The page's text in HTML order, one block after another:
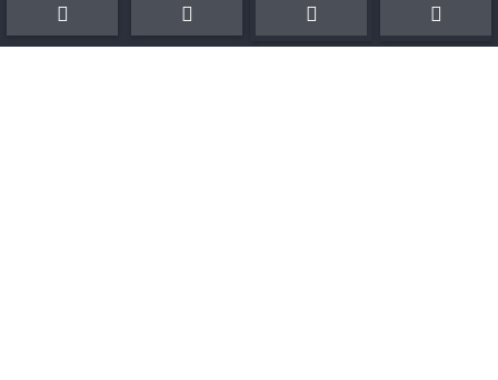
Via Cornaccina, 22 – 43014 Medesano
(PR)
   